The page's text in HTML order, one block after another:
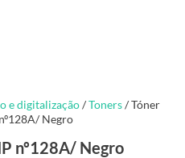
e digitalização/Toners/ Tóner
Negro
nº128A/ Negro